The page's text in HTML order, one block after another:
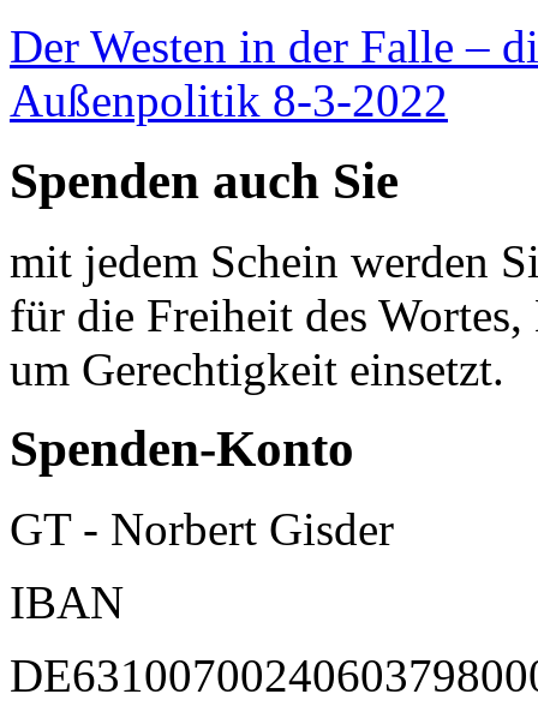
Der Westen in der Falle –
Außenpolitik 8-3-2022
Spenden auch Sie
mit jedem Schein werden
für die Freiheit des
um Gerechtigkeit einsetzt.
Spenden-Konto
GT - Norbert Gisder
IBAN